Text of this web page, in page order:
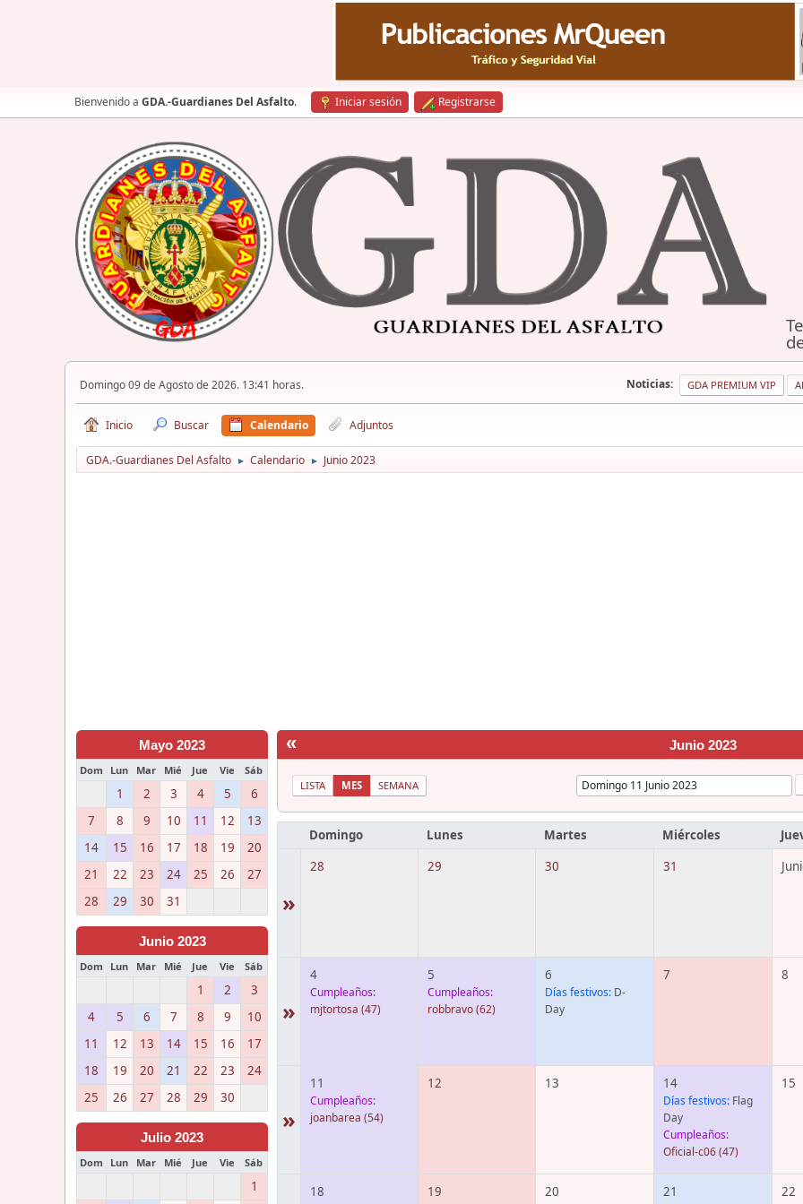
Bienvenido a GDA.-Guardianes Del Asfalto. Iniciar sesión Registrarse
Domingo 09 de Agosto de 2026. 13:41 horas. Noticias: GDA PREMIUM VIP
Inicio Buscar Calendario Adjuntos
GDA.-Guardianes Del Asfalto ► Calendario ► Junio 2023
Mayo 2023
Dom Lun Mar Mié Jue Vie Sáb
1 2 3 4 5
6
7
8 9 10 11 12
13
14
15 16 17 18 19
20
21
22 23 24 25 26
27
28
29 30 31
Junio 2023
Dom Lun Mar Mié Jue Vie Sáb
1 2
3
4
5 6 7 8 9
10
11
12 13 14 15 16
17
18
19 20 21 22 23
24
25
26 27 28 29 30
Julio 2023
Dom Lun Mar Mié Jue Vie Sáb
1
« Junio 2023
LISTA MES SEMANA
Domingo Lunes Martes Miércoles
»
28 29 30 31
»
4
Cumpleaños:
mjtortosa (47)
5
Cumpleaños:
robbravo(62)
6
Días festivos: D-
Day
7 8
»
11
Cumpleaños:
joanbarea (54)
12 13 14
Días festivos: Flag
Day
Cumpleaños:
Oficial-c06(47)
15
18 19 20 21 22